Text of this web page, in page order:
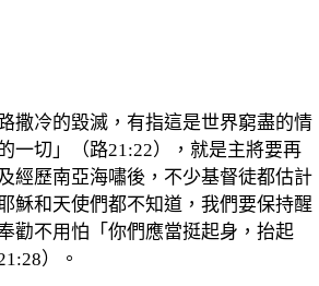
撒冷的毀滅，有指這是世界窮盡的情
一切」（路21:22），就是主將要再
經歷南亞海嘯後，不少基督徒都估計
穌和天使們都不知道，我們要保持醒
勸不用怕「你們應當挺起身，抬起
）。